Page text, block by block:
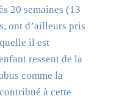
20 semaines (13
ont d’ailleurs pris
il est
ressent de la
comme la
à cette